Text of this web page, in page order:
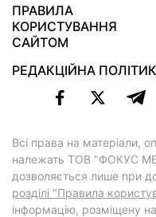
ПРАВИЛА
КОРИСТУВАННЯ
САЙТОМ
РЕДАКЦІЙНА
Всі права на матеріали,
належать ТОВ "ФОКУС
дозволяється лише при
розділі "Правила
інформацію, розміщену